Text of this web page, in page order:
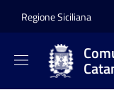
Regione Siciliana